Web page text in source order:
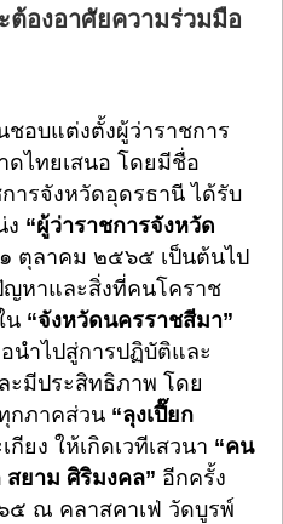
ต้องอาศัยความร่วมมือ
อบแต่งตั้งผู้ว่าราชการ
ดไทยเสนอ โดยมีชื่อ
ารจังหวัดอุดรธานี ได้รับ
ง “ผู้ว่าราชการจังหวัด
ตุลาคม ๒๕๖๕ เป็นต้นไป
หาและสิ่งที่คนโคราช
น “จังหวัดนครราชสีมา”
นำไปสู่การปฏิบัติและ
ะมีประสิทธิภาพ โดย
กภาคส่วน “ลุงเปี๊ยก
กียง ให้เกิดเวทีเสวนา “คน
สยาม ศิริมงคล” อีกครั้ง
๕ ณ คลาสคาเฟ่ วัดบูรพ์